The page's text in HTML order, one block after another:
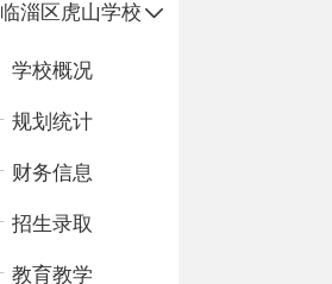
临淄区虎山学校
学校概况
规划统计
财务信息
招生录取
教育教学